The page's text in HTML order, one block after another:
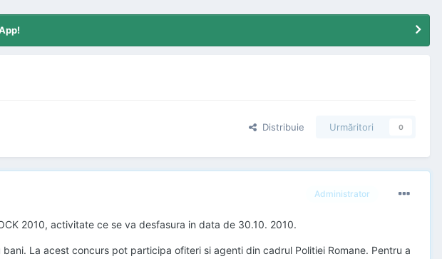
Distribuie Urmăritori 0
Administrator
2010, activitate ce se va desfasura in data de 30.10. 2010.
La acest concurs pot participa ofiteri si agenti din cadrul Politiei Romane. Pentru a